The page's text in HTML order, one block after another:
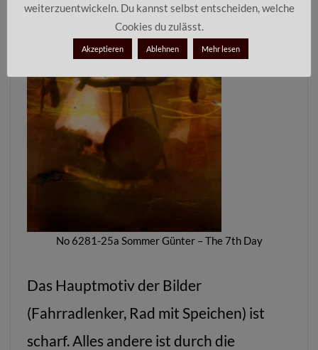
No 6281-25a Sommer Günter – The 7th Day
Das Hauptmotiv der Bilder
(Fahrradlenker, Rad mit Speichen) ist
scharf. Alles andere ist durch die
weiterzuentwickeln. Du kannst selbst entscheiden, welche
Cookies du zulässt.
Akzeptieren Ablehnen Mehr lesen